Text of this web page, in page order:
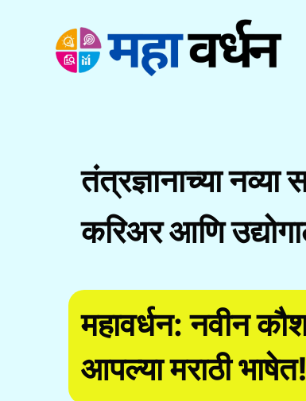
तंत्रज्ञानाच्या
करिअर आणि
महावर्धन: नवीन
आपल्या मराठी भाषेत!